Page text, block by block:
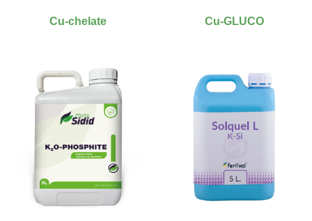
Cu-chelate Cu-GLUCO